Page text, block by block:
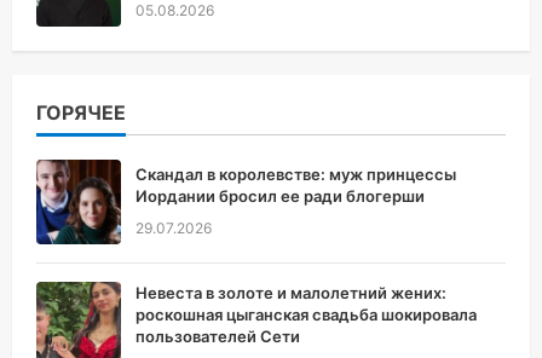
05.08.2026
ГОРЯЧЕЕ
Скандал в королевстве: муж принцессы
Иордании бросил ее ради блогерши
29.07.2026
Невеста в золоте и малолетний жених:
роскошная цыганская свадьба шокировала
пользователей Сети